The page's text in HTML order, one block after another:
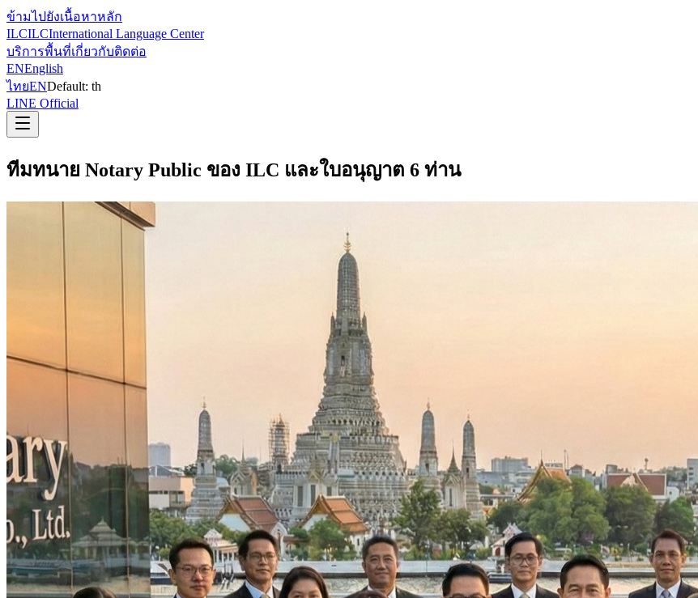
ข้ามไปยังเนื้อหาหลัก
ILCILCInternational Language Center
บริการพื้นที่เกี่ยวกับติดต่อ
ENEnglish
ไทยENDefault: th
LINE Official
ทีมทนาย Notary Public ของ ILC และใบอนุญาต 6 ท่าน